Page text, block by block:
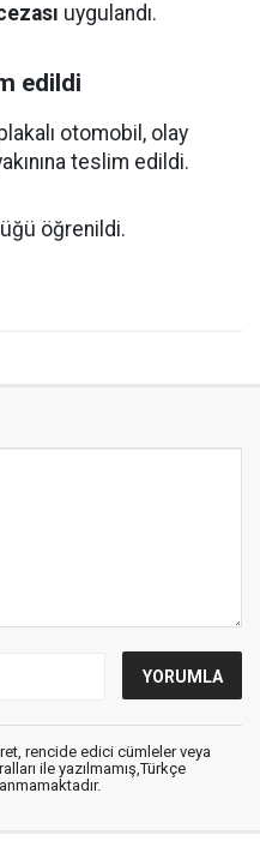
uygulandı.
edildi
otomobil, olay
teslim edildi.
öğrenildi.
rencide edici cümleler veya
ile yazılmamış,Türkçe